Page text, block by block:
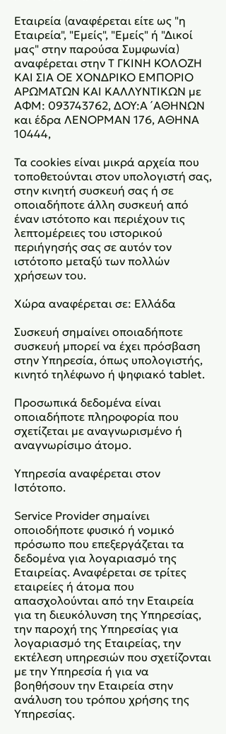
Εταιρεία (αναφέρεται είτε ως "η
Εταιρεία", "Εμείς", "Εμείς" ή "Δικοί
μας" στην παρούσα Συμφωνία)
αναφέρεται στην Τ ΓΚΙΝΗ ΚΟΛΟΖΗ
ΚΑΙ ΣΙΑ ΟΕ ΧΟΝΔΡΙΚΟ ΕΜΠΟΡΙΟ
ΑΡΩΜΑΤΩΝ ΚΑΙ ΚΑΛΛΥΝΤΙΚΩΝ με
ΑΦΜ: 093743762, ΔΟΥ:Α ́ ΑΘΗΝΩΝ
και έδρα ΛΕΝΟΡΜΑΝ 176, ΑΘΗΝΑ
10444,
Τα cookies είναι μικρά αρχεία που
τοποθετούνται στον υπολογιστή σας,
στην κινητή συσκευή σας ή σε
οποιαδήποτε άλλη συσκευή από
έναν ιστότοπο και περιέχουν τις
λεπτομέρειες του ιστορικού
περιήγησής σας σε αυτόν τον
ιστότοπο μεταξύ των πολλών
χρήσεων του.
Χώρα αναφέρεται σε: Ελλάδα
Συσκευή σημαίνει οποιαδήποτε
συσκευή μπορεί να έχει πρόσβαση
στην Υπηρεσία, όπως υπολογιστής,
κινητό τηλέφωνο ή ψηφιακό tablet.
Προσωπικά δεδομένα είναι
οποιαδήποτε πληροφορία που
σχετίζεται με αναγνωρισμένο ή
αναγνωρίσιμο άτομο.
Υπηρεσία αναφέρεται στον
Ιστότοπο.
Service Provider σημαίνει
οποιοδήποτε φυσικό ή νομικό
πρόσωπο που επεξεργάζεται τα
δεδομένα για λογαριασμό της
Εταιρείας. Αναφέρεται σε τρίτες
εταιρείες ή άτομα που
απασχολούνται από την Εταιρεία
για τη διευκόλυνση της Υπηρεσίας,
την παροχή της Υπηρεσίας για
λογαριασμό της Εταιρείας, την
εκτέλεση υπηρεσιών που σχετίζονται
με την Υπηρεσία ή για να
βοηθήσουν την Εταιρεία στην
ανάλυση του τρόπου χρήσης της
Υπηρεσίας.